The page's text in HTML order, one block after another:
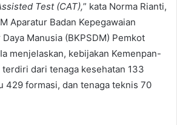
Test (CAT),” kata Norma Rianti,
Aparatur Badan Kepegawaian
Manusia (BKPSDM) Pemkot
menjelaskan, kebijakan Kemenpan-
dari tenaga kesehatan 133
429 formasi, dan tenaga teknis 70